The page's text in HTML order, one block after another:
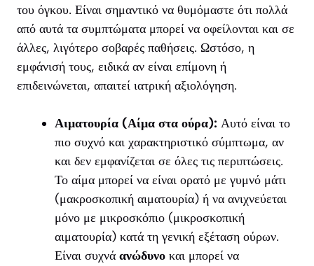
του όγκου. Είναι σημαντικό να θυμόμαστε ότι πολλά
από αυτά τα συμπτώματα μπορεί να οφείλονται και σε
άλλες, λιγότερο σοβαρές παθήσεις. Ωστόσο, η
εμφάνισή τους, ειδικά αν είναι επίμονη ή
επιδεινώνεται, απαιτεί ιατρική αξιολόγηση.
Αιματουρία (Αίμα στα ούρα): Αυτό είναι το
πιο συχνό και χαρακτηριστικό σύμπτωμα, αν
και δεν εμφανίζεται σε όλες τις περιπτώσεις.
Το αίμα μπορεί να είναι ορατό με γυμνό μάτι
(μακροσκοπική αιματουρία) ή να ανιχνεύεται
μόνο με μικροσκόπιο (μικροσκοπική
αιματουρία) κατά τη γενική εξέταση ούρων.
Είναι συχνά ανώδυνο και μπορεί να